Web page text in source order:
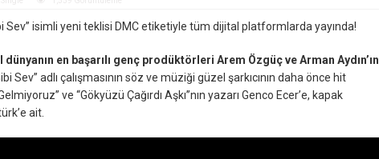
Sev” isimli yeni teklisi DMC etiketiyle tüm dijital platformlarda yayında!
en başarılı genç prodüktörleri Arem Özgüç ve Arman Aydın’ın
Sev” adlı çalışmasının söz ve müziği güzel şarkıcının daha önce hit
ve “Gökyüzü Çağırdı Aşkı”nın yazarı Genco Ecer’e, kapak
ait.